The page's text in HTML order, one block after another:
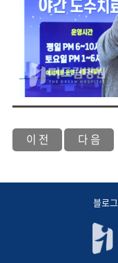
이 전 다 음
블로그